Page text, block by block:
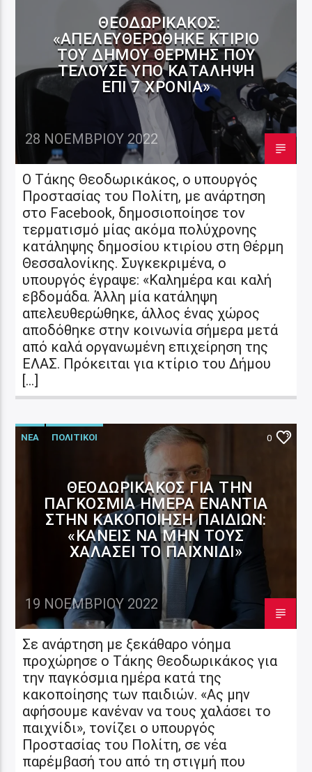
ΘΕΟΔΩΡΙΚΆΚΟΣ:
«ΑΠΕΛΕΥΘΕΡΏΘΗΚΕ ΚΤΊΡΙΟ
ΤΟΥ ΔΉΜΟΥ ΘΈΡΜΗΣ ΠΟΥ
ΤΕΛΟΎΣΕ ΥΠΌ ΚΑΤΆΛΗΨΗ
ΕΠΊ 7 ΧΡΌΝΙΑ»
28 ΝΟΕΜΒΡΊΟΥ 2022
Ο Τάκης Θεοδωρικάκος, ο υπουργός
Προστασίας του Πολίτη, με ανάρτηση
στο Facebook, δημοσιοποίησε τον
τερματισμό μίας ακόμα πολύχρονης
κατάληψης δημοσίου κτιρίου στη Θέρμη
Θεσσαλονίκης. Συγκεκριμένα, ο
υπουργός έγραψε: «Καλημέρα και καλή
εβδομάδα. Άλλη μία κατάληψη
απελευθερώθηκε, άλλος ένας χώρος
αποδόθηκε στην κοινωνία σήμερα μετά
από καλά οργανωμένη επιχείρηση της
ΕΛΑΣ. Πρόκειται για κτίριο του Δήμου
[…]
ΝΕΑ ΠΟΛΙΤΙΚΟΙ 0
ΘΕΟΔΩΡΙΚΆΚΟΣ ΓΙΑ ΤΗΝ
ΠΑΓΚΌΣΜΙΑ ΗΜΈΡΑ ΕΝΆΝΤΙΑ
ΣΤΗΝ ΚΑΚΟΠΟΊΗΣΗ ΠΑΙΔΙΏΝ:
«ΚΑΝΕΊΣ ΝΑ ΜΗΝ ΤΟΥΣ
ΧΑΛΆΣΕΙ ΤΟ ΠΑΙΧΝΊΔΙ»
19 ΝΟΕΜΒΡΊΟΥ 2022
Σε ανάρτηση με ξεκάθαρο νόημα
προχώρησε ο Τάκης Θεοδωρικάκος για
την παγκόσμια ημέρα κατά της
κακοποίησης των παιδιών. «Ας μην
αφήσουμε κανέναν να τους χαλάσει το
παιχνίδι», τονίζει ο υπουργός
Προστασίας του Πολίτη, σε νέα
παρέμβασή του από τη στιγμή που